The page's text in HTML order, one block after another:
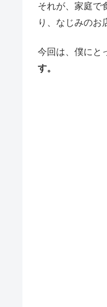
それが、家庭で
り、なじみのお
今回は、僕にと
す。